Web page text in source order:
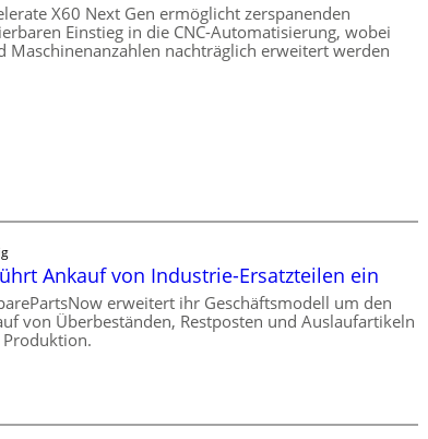
X60 Next Gen ermöglicht zerspanenden
Einstieg in die CNC-Automatisierung, wobei
Maschinenanzahlen nachträglich erweitert werden
Ankauf von Industrie-Ersatzteilen ein
erweitert ihr Geschäftsmodell um den
von Überbeständen, Restposten und Auslaufartikeln